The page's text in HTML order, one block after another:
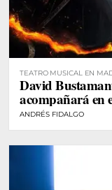
TEATRO MUSICAL EN
David
acompañará en
ANDRÉS FIDALGO